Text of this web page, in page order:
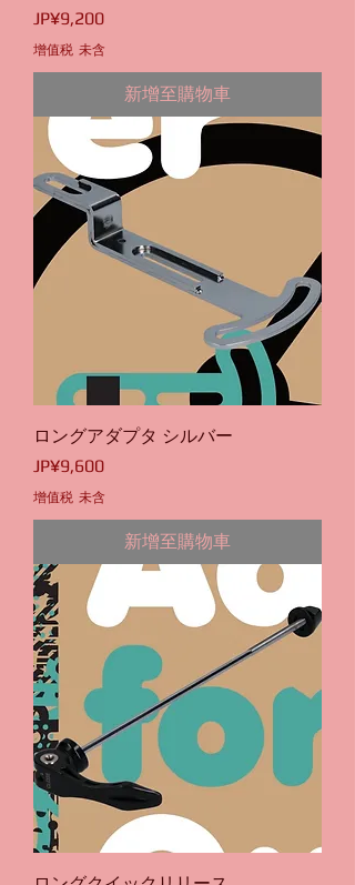
價格
JP¥9,200
增值税 未含
新增至購物車
ロングアダプタ シルバー
價格
JP¥9,600
增值税 未含
新增至購物車